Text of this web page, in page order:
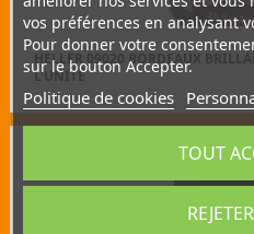
HELLER 09020 BORDEAUX
L'UNITÉ
vos préférences en analysant
Pour donner votre
sur le bouton Accepter.
Politique de cookies
TOUT